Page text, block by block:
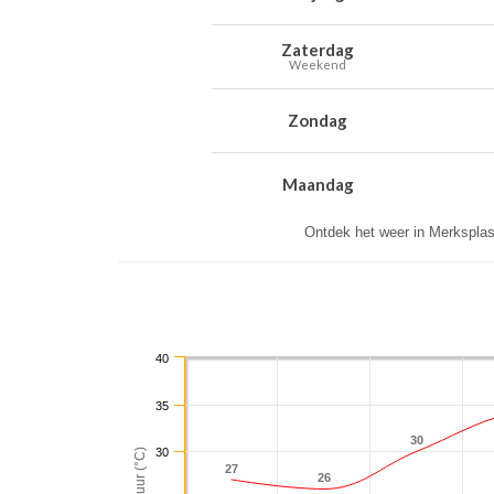
Zaterdag
Weekend
Zondag
Maandag
Ontdek het weer in
27
27
26
26
30
30
30
35
40